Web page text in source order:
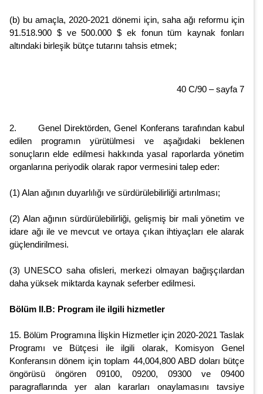
(b) bu amaçla, 2020-2021 dönemi için, saha ağı reformu için
91.518.900 $ ve 500.000 $ ek fonun tüm kaynak fonları
altındaki birleşik bütçe tutarını tahsis etmek;
40 C/90 – sayfa 7
2. Genel Direktörden, Genel Konferans tarafından kabul
edilen programın yürütülmesi ve aşağıdaki beklenen
sonuçların elde edilmesi hakkında yasal raporlarda yönetim
organlarına periyodik olarak rapor vermesini talep eder:
(1) Alan ağının duyarlılığı ve sürdürülebilirliği artırılması;
(2) Alan ağının sürdürülebilirliği, gelişmiş bir mali yönetim ve
idare ağı ile ve mevcut ve ortaya çıkan ihtiyaçları ele alarak
güçlendirilmesi.
(3) UNESCO saha ofisleri, merkezi olmayan bağışçılardan
daha yüksek miktarda kaynak seferber edilmesi.
Bölüm II.B: Program ile ilgili hizmetler
15. Bölüm Programına İlişkin Hizmetler için 2020-2021 Taslak
Programı ve Bütçesi ile ilgili olarak, Komisyon Genel
Konferansın dönem için toplam 44,004,800 ABD doları bütçe
öngörüsü öngören 09100, 09200, 09300 ve 09400
paragraflarında yer alan kararları onaylamasını tavsiye